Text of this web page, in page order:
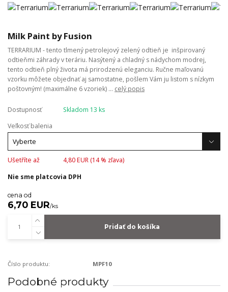
Milk Paint by Fusion
TERRARIUM - tento tlmený petrolejový zelený odtieň je inšpirovaný
odtieňmi záhrady v teráriu. Nasýtený a chladný s nádychom modrej,
tento odtieň plný života má prirodzenú eleganciu. Ručne maľovanú
vzorku môžete objednať aj samostatne, pošlem Vám ju listom s nízkym
poštovným! (maximálne 6 vzoriek) ... celý popis
Dostupnosť
Skladom 13 ks
Veľkosť balenia
Ušetříte až 4,80 EUR (14% zľava)
Nie sme platcovia DPH
cena od
6,70 EUR/ks
Pridať do košíka
Číslo produktu: MPF10
Podobné produkty